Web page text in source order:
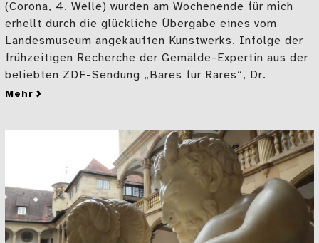
(Corona, 4. Welle) wurden am Wochenende für mich
erhellt durch die glückliche Übergabe eines vom
Landesmuseum angekauften Kunstwerks. Infolge der
frühzeitigen Recherche der Gemälde-Expertin aus der
beliebten ZDF-Sendung „Bares für Rares“, Dr.
mehr